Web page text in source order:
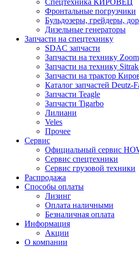
Спецтехника КИРОВЕЦ
Фронтальные погрузчики
Бульдозеры, грейдеры,
Дизельные генераторы
Запчасти на спецтехнику
SDAC запчасти
Запчасти на технику
Запчасти на технику
Запчасти на трактор
Каталог запчастей Deutz-
Запчасти Teagle
Запчасти Tigarbo
Лилиани
Veles
Прочее
Сервис
Официальный сервис
Сервис спецтехники
Сервис грузовой техники
Распродажа
Способы оплаты
Лизинг
Оплата наличными
Безналичная оплата
Информация
Акции
О компании